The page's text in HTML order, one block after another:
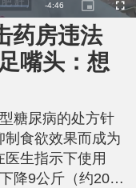
R
e
m
n
n
-4:46
P
i
t
u
e
-
i
c
t
r
e
F
u
药房违法
嘴头：想
糖尿病的处方针
食欲效果而成为
生指示下使用
降9公斤（约20